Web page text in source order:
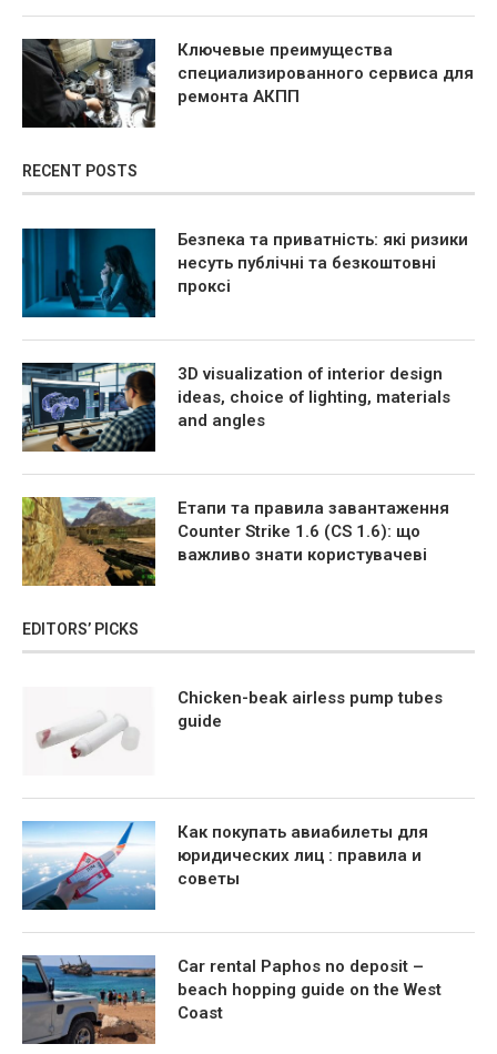
Ключевые преимущества
специализированного сервиса для
ремонта АКПП
RECENT POSTS
Безпека та приватність: які ризики
несуть публічні та безкоштовні
проксі
3D visualization of interior design
ideas, choice of lighting, materials
and angles
Етапи та правила завантаження
Counter Strike 1.6 (CS 1.6): що
важливо знати користувачеві
EDITORS’ PICKS
Chicken-beak airless pump tubes
guide
Как покупать авиабилеты для
юридических лиц : правила и
советы
Car rental Paphos no deposit –
beach hopping guide on the West
Coast